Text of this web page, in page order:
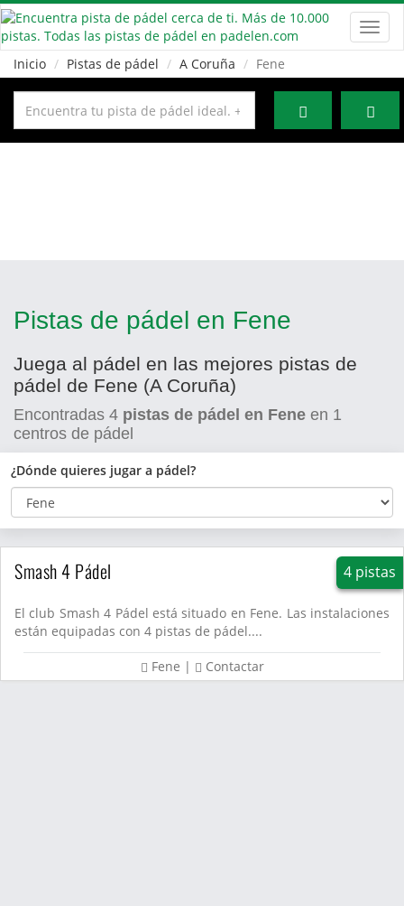
Inicio
Pistas de pádel A Coruña Fene
Pistas de pádel en Fene
Juega al pádel en las mejores pistas de
pádel de Fene (A Coruña)
Encontradas 4 pistas de pádel en Fene en 1
centros de pádel
¿Dónde quieres jugar a pádel?
Smash 4 Pádel 4 pistas
El club Smash 4 Pádel está situado en Fene. Las instalaciones
están equipadas con 4 pistas de pádel....
Fene | Contactar